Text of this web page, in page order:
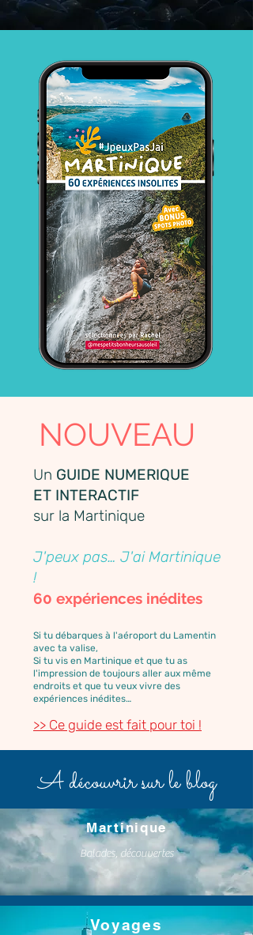
NOUVEAU
Un GUIDE NUMERIQUE
ET INTERACTIF
sur la Martinique
J'peux pas… J'ai Martinique
!
60 expériences inédites
Si tu débarques à l'aéroport du Lamentin
avec ta valise,
Si tu vis en Martinique et que tu as
l'impression de toujours aller aux même
endroits et que tu veux vivre des
expériences inédites…
>> Ce guide est fait pour toi !
A découvrir sur le blog
Martinique
Balades, découvertes
Voyages